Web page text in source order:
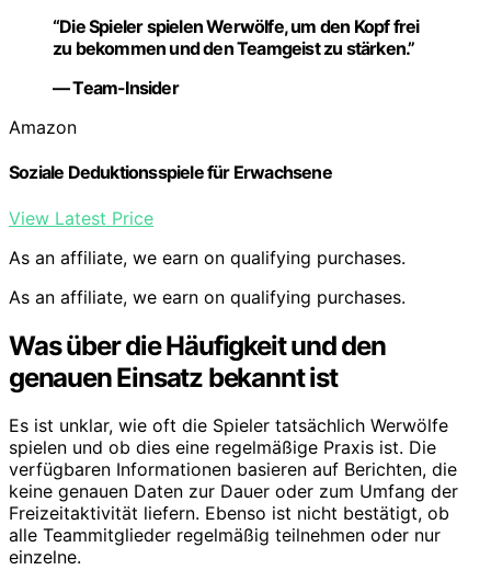
“Die Spieler spielen Werwölfe, um den Kopf frei
zu bekommen und den Teamgeist zu stärken.”
— Team-Insider
Amazon
Soziale Deduktionsspiele für Erwachsene
View Latest Price
As an affiliate, we earn on qualifying purchases.
As an affiliate, we earn on qualifying purchases.
Was über die Häufigkeit und den
genauen Einsatz bekannt ist
Es ist unklar, wie oft die Spieler tatsächlich Werwölfe
spielen und ob dies eine regelmäßige Praxis ist. Die
verfügbaren Informationen basieren auf Berichten, die
keine genauen Daten zur Dauer oder zum Umfang der
Freizeitaktivität liefern. Ebenso ist nicht bestätigt, ob
alle Teammitglieder regelmäßig teilnehmen oder nur
einzelne.